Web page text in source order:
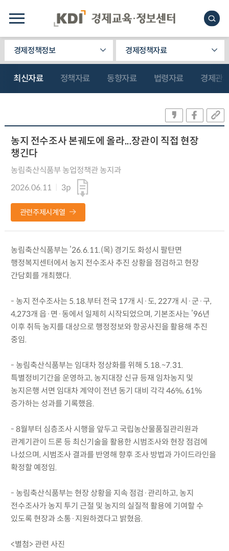
경제정책정보 경제정책자료
최신자료 정책자료 동향자료 법령자료 경제관
농지 전수조사 본궤도에 올라...장관이 직접 현장
챙긴다
농림축산식품부 농업정책관 농지과
2026.06.11
3p
관련주제시계열
농림축산식품부는 ’26.6.11.(목) 경기도 화성시 팔탄면
행정복지센터에서 농지 전수조사 추진 상황을 점검하고 현장
간담회를 개최했다.
- 농지 전수조사는 5.18.부터 전국 17개 시·도, 227개 시·군·구,
4,273개 읍·면·동에서 일제히 시작되었으며, 기본조사는 ’96년
이후 취득 농지를 대상으로 행정정보와 항공사진을 활용해 추진
중임.
- 농림축산식품부는 임대차 정상화를 위해 5.18.~7.31.
특별정비기간을 운영하고, 농지대장 신규 등재 임차농지 및
농지은행 서면 임대차 계약이 전년 동기 대비 각각 46%, 61%
증가하는 성과를 기록했음.
- 8월부터 심층조사 시행을 앞두고 국립농산물품질관리원과
관계기관이 드론 등 최신기술을 활용한 시범조사와 현장 점검에
나섰으며, 시범조사 결과를 반영해 향후 조사 방법과 가이드라인을
확정할 예정임.
- 농림축산식품부는 현장 상황을 지속 점검·관리하고, 농지
전수조사가 농지 투기 근절 및 농지의 실질적 활용에 기여할 수
있도록 현장과 소통·지원하겠다고 밝혔음.
<별첨> 관련 사진